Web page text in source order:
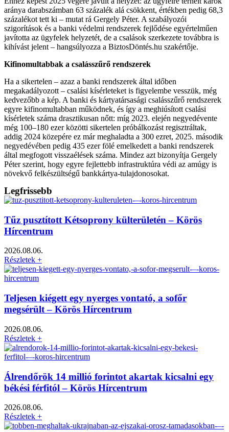
aránya darabszámban 63 százalék alá csökkent, értékben pedig 68,3
százalékot tett ki – mutat rá Gergely Péter. A szabályozói
szigorítások és a banki védelmi rendszerek fejlődése egyértelműen
javította az ügyfelek helyzetét, de a csalások szerkezete továbbra is
kihívást jelent – hangsúlyozza a BiztosDöntés.hu szakértője.
Kifinomultabbak a csalásszűrő rendszerek
Ha a sikertelen – azaz a banki rendszerek által időben
megakadályozott – csalási kísérleteket is figyelembe vesszük, még
kedvezőbb a kép. A banki és kártyatársasági csalásszűrő rendszerek
egyre kifinomultabban működnek, és így a meghiúsított csalási
kísérletek száma drasztikusan nőtt: míg 2023. elején negyedévente
még 100–180 ezer közötti sikertelen próbálkozást regisztráltak,
addig 2024 közepére ez már meghaladta a 300 ezret, 2025. második
negyedévében pedig 435 ezer fölé emelkedett a banki rendszerek
által megfogott visszaélések száma. Mindez azt bizonyítja Gergely
Péter szerint, hogy egyre fejlettebb infrastruktúra védi az amúgy is
növekvő felkészültségű bankkártya-tulajdonosokat.
Legfrissebb
Tűz pusztított Kétsoprony külterületén – Körös
Hírcentrum
2026.08.06.
Részletek +
Teljesen kiégett egy nyerges vontató, a sofőr
megsérült – Körös Hírcentrum
2026.08.06.
Részletek +
Álrendőrök 14 millió forintot akartak kicsalni egy
békési férfitól – Körös Hírcentrum
2026.08.06.
Részletek +